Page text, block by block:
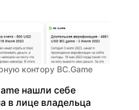
контору BC.Game
нашли себе
в лице владельца